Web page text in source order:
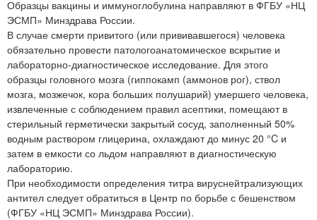
Образцы вакцины и иммуноглобулина направляют в ФГБУ «НЦ
ЭСМП» Минздрава России.
В случае смерти привитого (или прививавшегося) человека
обязательно провести патологоанатомическое вскрытие и
лабораторно-диагностическое исследование. Для этого
образцы головного мозга (гиппокамп (аммонов рог), ствол
мозга, мозжечок, кора больших полушарий) умершего человека,
извлеченные с соблюдением правил асептики, помещают в
стерильный герметически закрытый сосуд, заполненный 50%
водным раствором глицерина, охлаждают до минус 20 °C и
затем в емкости со льдом направляют в диагностическую
лабораторию.
При необходимости определения титра вируснейтрализующих
антител следует обратиться в Центр по борьбе с бешенством
(ФГБУ «НЦ ЭСМП» Минздрава России).